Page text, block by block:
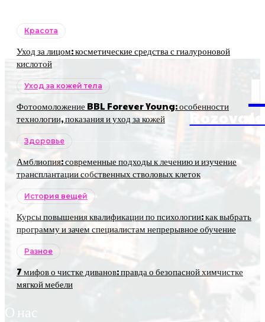
Красота
Уход за лицом: косметические средства с гиалуроновой
кислотой
Уход за кожей тела
Фотоомоложение BBL Forever Young: особенности
технологии, показания и уход за кожей
Здоровье
Амблиопия: современные подходы к лечению и изучение
трансплантации собственных стволовых клеток
История вещей
Курсы повышения квалификации по психологии: как выбрать
программу и зачем специалистам непрерывное обучение
Разное
7 мифов о чистке диванов: правда о безопасной химчистке
мягкой мебели
О нас